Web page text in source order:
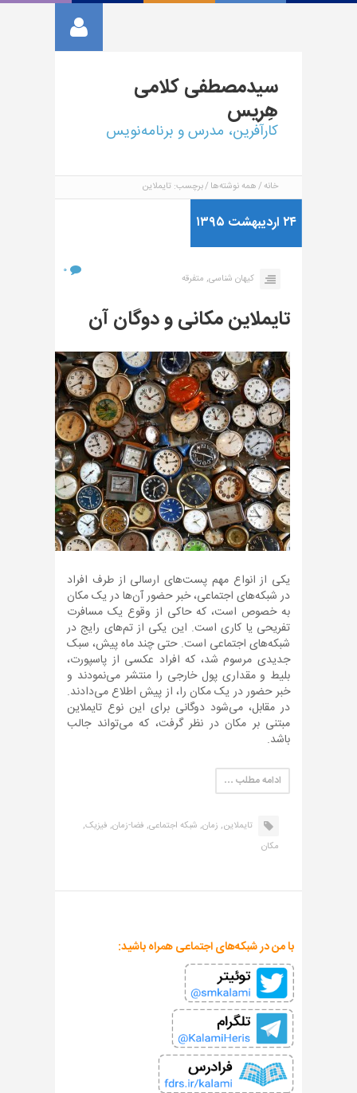
سیدمصطفیکلامی
هِریس
کارآفرین، مدرس و برنامه‌نویس
خانه همه نوشته‌ها برچسب: تایملاین
۲۴ اردیبهشت ۱۳۹۵
کیهان شناسی, متفرقه
۰
تایملاین مکانی و دوگان آن
یکی از انواع مهم پست‌های ارسالی از طرف افراد
در شبکه‌های اجتماعی، خبر حضور آن‌ها در یک مکان
به خصوص است، که حاکی از وقوع یک مسافرت
تفریحی یا کاری است. این یکی از تم‌های رایج در
شبکه‌های اجتماعی است. حتی چند ماه پیش، سبک
جدیدی مرسوم شد، که افراد عکسی از پاسپورت،
بلیط و مقداری پول خارجی را منتشر می‌نمودند و
خبر حضور در یک مکان را، از پیش اطلاع می‌دادند.
در مقابل، می‌شود دوگانی برای این نوع تایملاین
مبتنی بر مکان در نظر گرفت، که می‌تواند جالب
باشد.
ادامه مطلب …
تایملاین, زمان, شبکه اجتماعی, فضا-زمان, فیزیک,
مکان
با من در شبکه‌های اجتماعی همراه باشید: